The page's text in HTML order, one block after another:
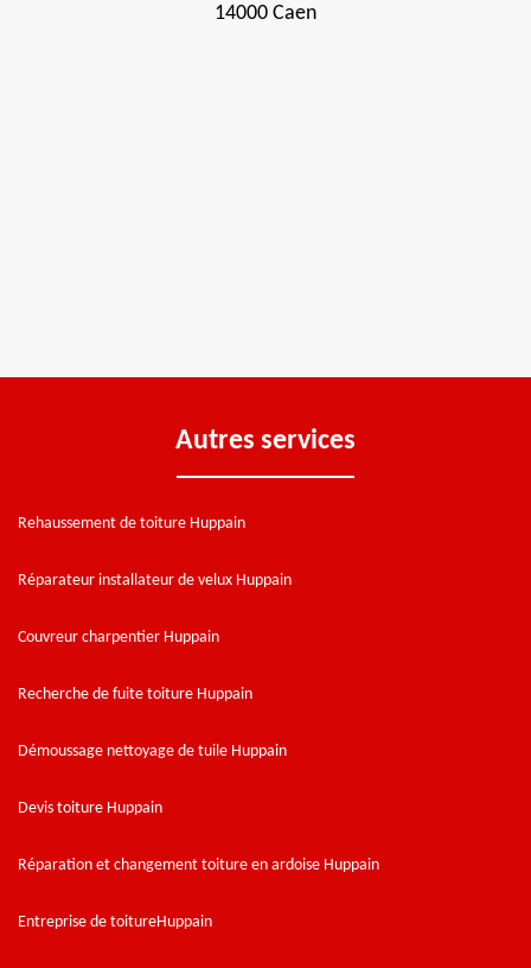
14000 Caen
Autres services
Rehaussement de toiture Huppain
Réparateur installateur de velux Huppain
Couvreur charpentier Huppain
Recherche de fuite toiture Huppain
Démoussage nettoyage de tuile Huppain
Devis toiture Huppain
Réparation et changement toiture en ardoise Huppain
Entreprise de toitureHuppain